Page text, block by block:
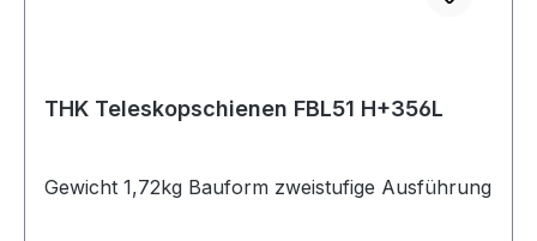
THK Teleskopschienen FBL51 H+356L
Gewicht 1,72kg Bauform zweistufige Ausführung